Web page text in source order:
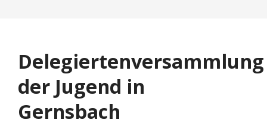
Delegiertenversammlung
der Jugend in
Gernsbach